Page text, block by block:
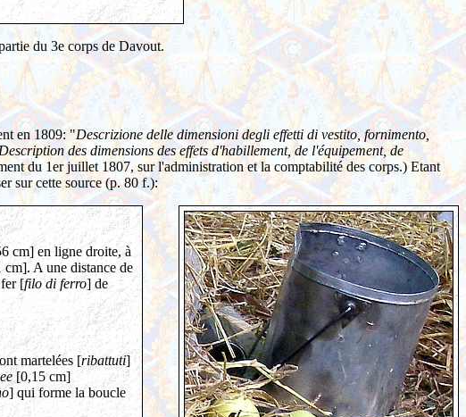
du 3e corps de Davout.
en 1809: "Descrizione delle dimensioni degli effetti di vestito, fornimento,
Description des dimensions des effets d'habillement, de l'équipement, de
du 1er juillet 1807, sur l'administration et la comptabilité des corps.) Etant
sur cette source (p. 80 f.):
cm] en ligne droite, à
A une distance de
[filo di ferro] de
martelées [ribattuti]
[0,15 cm]
] qui forme la boucle